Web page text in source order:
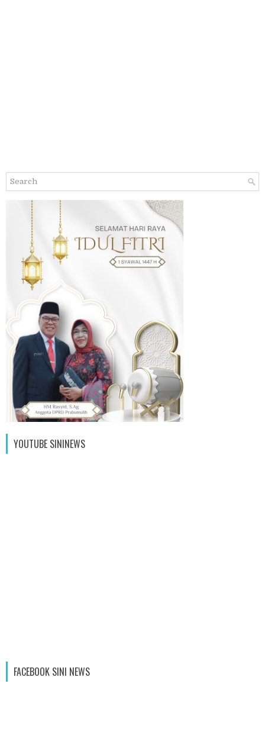
YOUTUBE SININEWS
FACEBOOK SINI NEWS